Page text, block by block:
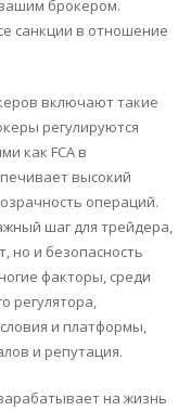
брокером.
санкции в отношение
включают такие
регулируются
как FCA в
высокий
операций.
шаг для трейдера,
но и безопасность
факторы, среди
регулятора,
и платформы,
и репутация.
на жизнь